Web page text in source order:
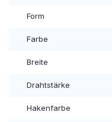
Form
Farbe
Breite
Drahtstärke
Hakenfarbe